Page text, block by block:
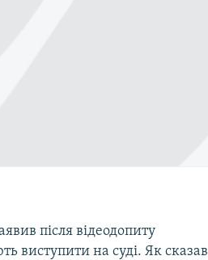
після відеодопиту
виступити на суді. Як сказав